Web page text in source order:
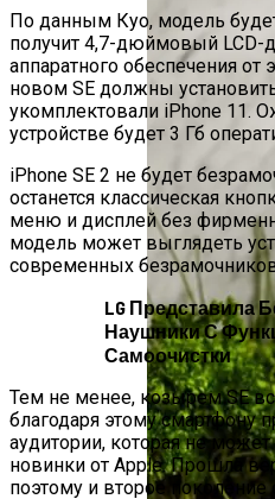
По данным Куо, модель
получит 4,7-дюймовый LCD-
аппаратного обеспечения от
новом SE должны
укомплектовали iPhone 11.
устройстве будет 3 Гб
iPhone SE 2 не будет
останется классическая
меню и дисплей без
модель может выглядеть
современных
LG Представила
Наушники С
Самоочистки
Тем не менее, козырем SE
благодаря этому смартфону
аудитории, которая не
новинки от Apple. Прошла
поэтому и второе